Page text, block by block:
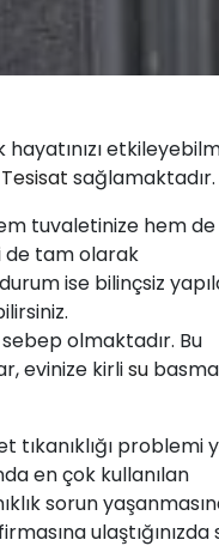
hayatınızı
sağlamaktadır.
tuvaletinize hem de
de tam olarak
ise bilinçsiz
olmaktadır. Bu
evinize kirlisu
tıkanıklığı problemi
en çok kullanılan
sorun
ulaştığınızda